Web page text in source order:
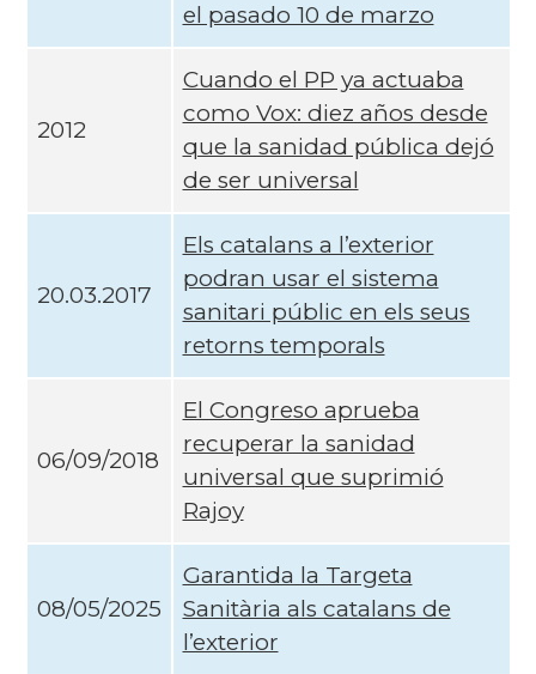
el pasado 10 de marzo
2012
Cuando el PP ya actuaba
como Vox: diez años desde
que la sanidad pública dejó
de ser universal
20.03.2017
Els catalans a l’exterior
podran usar el sistema
sanitari públic en els seus
retorns temporals
06/09/2018
El Congreso aprueba
recuperar la sanidad
universal que suprimió
Rajoy
08/05/2025
Garantida la Targeta
Sanitària als catalans de
l’exterior